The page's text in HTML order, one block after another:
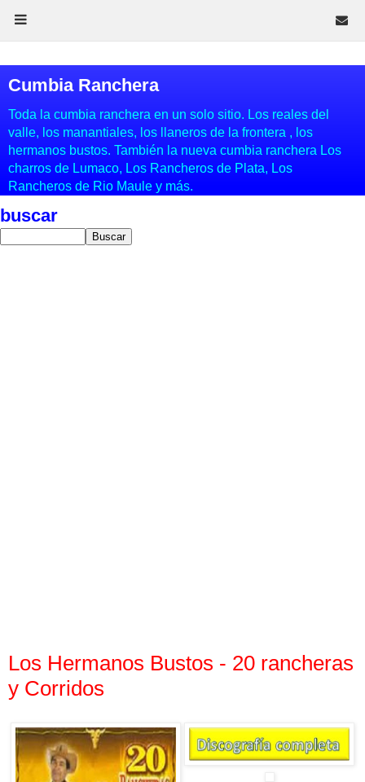
Cumbia Ranchera
Toda la cumbia ranchera en un solo sitio. Los reales del
valle, los manantiales, los llaneros de la frontera , los
hermanos bustos. También la nueva cumbia ranchera Los
charros de Lumaco, Los Rancheros de Plata, Los
Rancheros de Rio Maule y más.
buscar
Los Hermanos Bustos - 20 rancheras
y Corridos